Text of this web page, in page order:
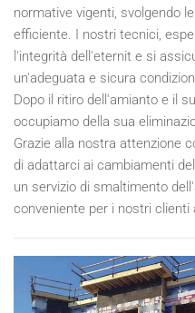
normative vigenti, svolgendo
efficiente. I nostri tecnici,
l'integrità dell'eternit e si
un'adeguata e sicura
Dopo il ritiro dell'amianto e il
occupiamo della sua
Grazie alla nostra attenzione
di adattarci ai cambiamenti
un servizio di smaltimento
conveniente per i nostri clienti